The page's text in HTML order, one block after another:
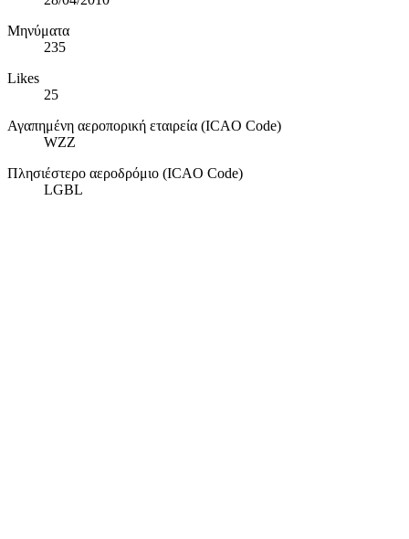
Μηνύματα
235
Likes
25
Αγαπημένη αεροπορική εταιρεία (ICAO Code)
WZZ
Πλησιέστερο αεροδρόμιο (ICAO Code)
LGBL